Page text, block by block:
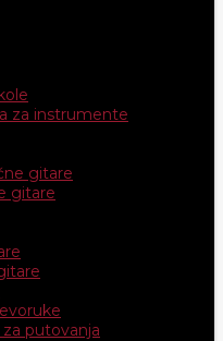
za instrumente
gitare
putovanja